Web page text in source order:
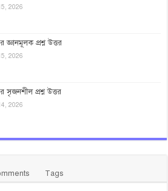
2026
জ্ঞানমূলক প্রশ্ন উত্তর
2026
সৃজনশীল প্রশ্ন উত্তর
2026
Tags